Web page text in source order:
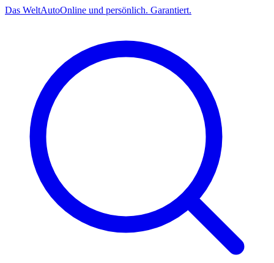
Das WeltAutoOnline und persönlich. Garantiert.